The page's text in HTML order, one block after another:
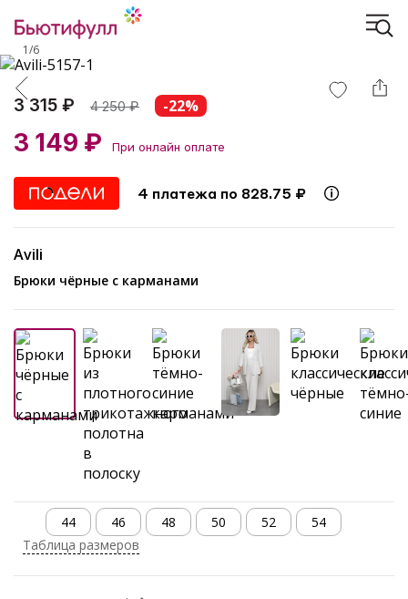
1/6
3 315 ₽ 4 250₽ -22%
3 149 ₽ При онлайн оплате
4 платежа по 828.75 ₽
Avili
Брюки чёрные с карманами
44 46 48 50 52
54
Таблица размеров